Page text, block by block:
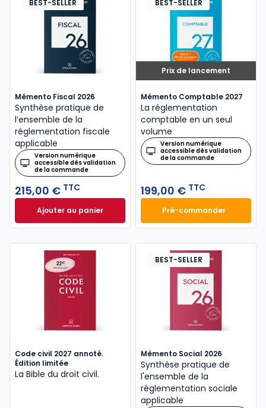
BEST-SELLER
Mémento Fiscal 2026
Synthèse pratique de
l’ensemble de la
réglementation fiscale
applicable
Version numérique
accessible dès validation
de la commande
215,00 € TTC
Ajouter au panierMémento Fiscal 2026 à 215,00 € TTC
Prix de lancement
BEST-SELLER
Mémento Comptable 2027
La réglementation
comptable en un seul
volume
Version numérique
accessible dès validation
de la commande
199,00 € TTC
Pré-commander
Mémento
Code civil 2027 annoté.
Édition limitée
La Bible du droit civil.
BEST-SELLER
Mémento Social 2026
Synthèse pratique de
l'ensemble de la
réglementation sociale
applicable